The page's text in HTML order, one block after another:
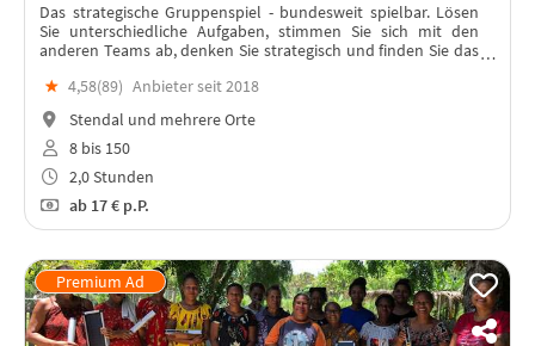
Das strategische Gruppenspiel - bundesweit spielbar. Lösen
Sie unterschiedliche Aufgaben, stimmen Sie sich mit den
anderen Teams ab, denken Sie strategisch und finden Sie das
★ 4,58(89) Anbieter seit 2018
Stendal und mehrere Orte
8 bis 150
2,0 Stunden
ab17 € p.P.